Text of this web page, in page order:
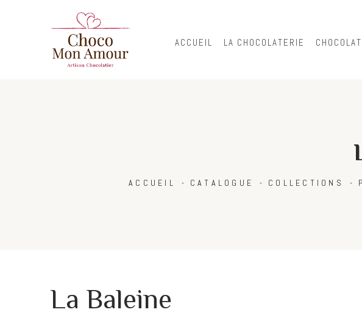
ACCUEIL LA CHOCOLATERIE
ACCUEIL CATALOGUE COLLECTIONS
La Baleine